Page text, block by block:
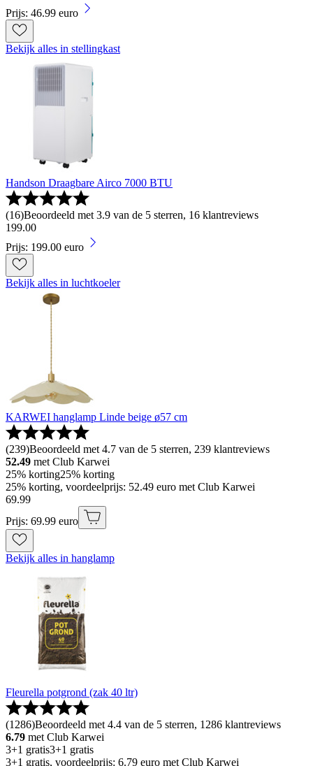
Prijs: 46.99 euro
Bekijk alles in stellingkast
Handson Draagbare Airco 7000 BTU
(16)Beoordeeld met 3.9 van de 5 sterren, 16 klantreviews
199.00
Prijs: 199.00 euro
Bekijk alles in luchtkoeler
KARWEI hanglamp Linde beige ø57 cm
(239)Beoordeeld met 4.7 van de 5 sterren, 239 klantreviews
52.49 met Club Karwei
25% korting25% korting
25% korting, voordeelprijs: 52.49 euro met Club Karwei
69.99
Prijs: 69.99 euro
Bekijk alles in hanglamp
Fleurella potgrond (zak 40 ltr)
(1286)Beoordeeld met 4.4 van de 5 sterren, 1286 klantreviews
6.79 met Club Karwei
3+1 gratis3+1 gratis
3+1 gratis, voordeelprijs: 6.79 euro met Club Karwei